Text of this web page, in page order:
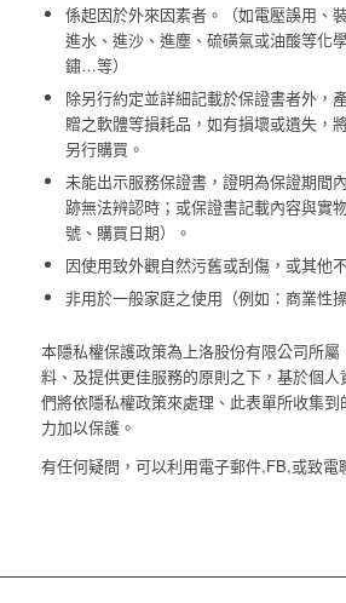
係起因於外來因素者。（如電壓誤用、
進水、進沙、進塵、硫磺氣或油酸等化
鏽…等）
除另行約定並詳細記載於保證書者外，
贈之軟體等損耗品，如有損壞或遺失，
另行購買。
未能出示服務保證書，證明為保證期間
跡無法辨認時；或保證書記載內容與實
號、購買日期）。
因使用致外觀自然污舊或刮傷，或其他
非用於一般家庭之使用（例如：商業性
本隱私權保護政策為上洛股份有限公司所
料、及提供更佳服務的原則之下，基於個
們將依隱私權政策來處理、此表單所收集
力加以保護。
有任何疑問，可以利用電子郵件,FB,或致電